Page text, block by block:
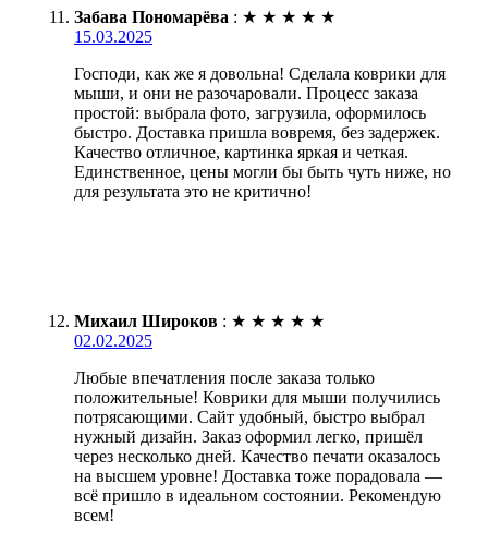
Забава Пономарёва : ★ ★ ★ ★ ★
15.03.2025
Господи, как же я довольна! Сделала коврики для
мыши, и они не разочаровали. Процесс заказа
простой: выбрала фото, загрузила, оформилось
быстро. Доставка пришла вовремя, без задержек.
Качество отличное, картинка яркая и четкая.
Единственное, цены могли бы быть чуть ниже, но
для результата это не критично!
Михаил Широков : ★ ★ ★ ★ ★
02.02.2025
Любые впечатления после заказа только
положительные! Коврики для мыши получились
потрясающими. Сайт удобный, быстро выбрал
нужный дизайн. Заказ оформил легко, пришёл
через несколько дней. Качество печати оказалось
на высшем уровне! Доставка тоже порадовала —
всё пришло в идеальном состоянии. Рекомендую
всем!